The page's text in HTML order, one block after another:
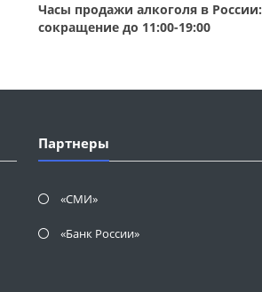
Часы продажи алкоголя в России:
сокращение до 11:00-19:00
Партнеры
«СМИ»
«Банк России»